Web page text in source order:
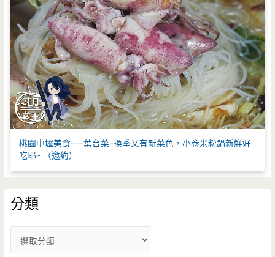
桃園中壢美食-一葉台菜-換季又有新菜色，小卷米粉鍋新鮮好
吃耶~ （邀約）
分類
類